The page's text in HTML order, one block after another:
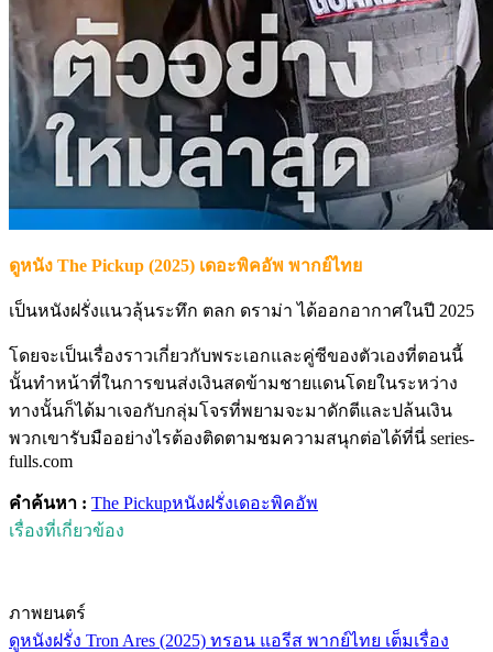
ดูหนัง The Pickup (2025) เดอะพิคอัพ พากย์ไทย
เป็นหนังฝรั่งแนวลุ้นระทึก ตลก ดราม่า ได้ออกอากาศในปี 2025
โดยจะเป็นเรื่องราวเกี่ยวกับพระเอกและคู่ซีของตัวเองที่ตอนนี้
นั้นทำหน้าที่ในการขนส่งเงินสดข้ามชายแดนโดยในระหว่าง
ทางนั้นก็ได้มาเจอกับกลุ่มโจรที่พยามจะมาดักตีและปล้นเงิน
พวกเขารับมืออย่างไรต้องติดตามชมความสนุกต่อได้ที่นี่ series-
fulls.com
คำค้นหา : The Pickupหนังฝรั่งเดอะพิคอัพ
เรื่องที่เกี่ยวข้อง
ภาพยนตร์
ดูหนังฝรั่ง Tron Ares (2025) ทรอน แอรีส พากย์ไทย เต็มเรื่อง